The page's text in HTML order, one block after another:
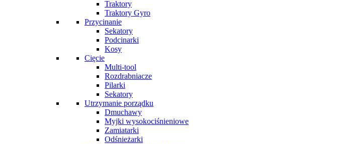
Traktory
Traktory Gyro
Przycinanie
Sekatory
Podcinarki
Kosy
Cięcie
Multi-tool
Rozdrabniacze
Pilarki
Sekatory
Utrzymanie porządku
Dmuchawy
Myjki wysokociśnieniowe
Zamiatarki
Odśnieżarki